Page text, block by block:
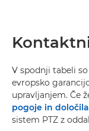
V spodnji tabeli
evropsko
upravljanjem. Če
pogoje in določila
sistem PTZ z